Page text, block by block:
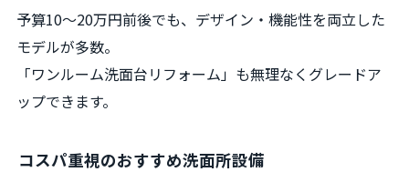
予算10～20万円前後でも、デザイン・機能性を両立した
モデルが多数。
「ワンルーム洗面台リフォーム」も無理なくグレードア
ップできます。
コスパ重視のおすすめ洗面所設備